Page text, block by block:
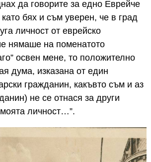
да говорите за едно Еврейче
бях и съм уверен, че в град
личност от еврейско
нямаше на поменатото
освен мене, то положително
дума, изказана от един
гражданин, какъвто съм и аз
не се отнася за други
личност…”.